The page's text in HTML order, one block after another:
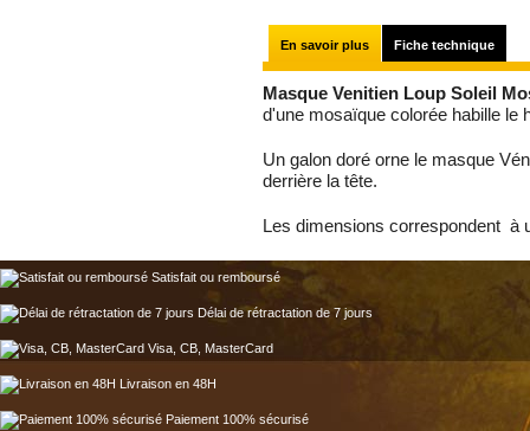
En savoir plus Fiche technique
Masque Venitien Loup Soleil
d'une mosaïque colorée habille le
Un galon doré orne le masque
derrière la tête.
Les dimensions correspondent à
Satisfait ou remboursé
Délai de rétractation de 7 jours
Visa, CB, MasterCard
Livraison en 48H
Paiement 100% sécurisé